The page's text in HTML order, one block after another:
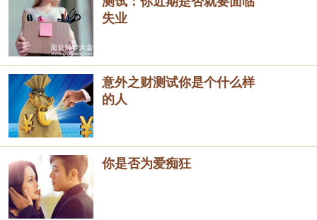
失业
意外之财测试你是个什么样
的人
你是否为爱痴狂